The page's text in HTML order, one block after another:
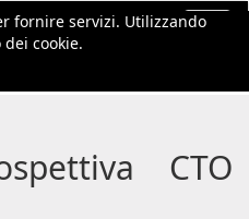
fornire servizi. Utilizzando
cookie.
CTO